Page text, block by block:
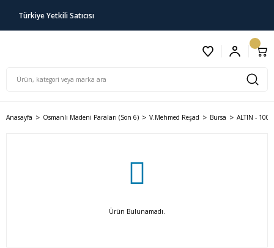
Türkiye Yetkili Satıcısı
Anasayfa Osmanlı Madeni Paraları (Son 6) V.Mehmed Reşad Bursa ALTIN -
Ürün Bulunamadı.